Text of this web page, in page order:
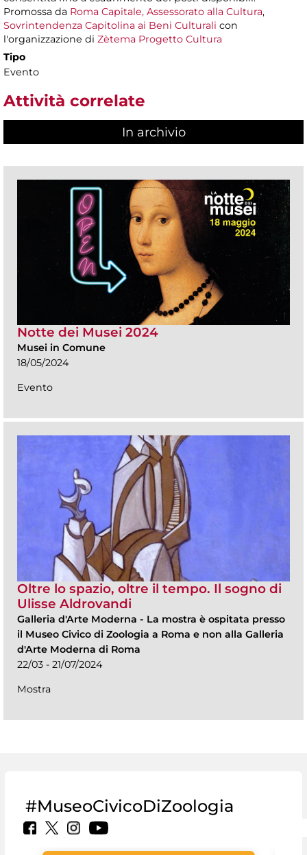
Promossa da Roma Capitale, Assessorato alla Cultura,
Sovrintendenza Capitolina ai Beni Culturali con
l'organizzazione di Zètema Progetto Cultura
Tipo
Evento
Attività correlate
In archivio
Notte dei Musei 2024
Musei in Comune
18/05/2024
Evento
Oltre lo spazio, oltre il tempo. Il sogno di
Ulisse Aldrovandi
Galleria d'Arte Moderna - La mostra è ospitata presso
il Museo Civico di Zoologia a Roma e non alla Galleria
d'Arte Moderna di Roma
22/03 - 21/07/2024
Mostra
#MuseoCivicoDiZoologia